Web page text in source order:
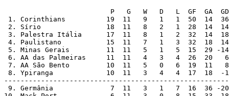
                          P   G   W   D   L  GF  GA  GD
1. Corinthians          19  11   9   1   1  50  14  36
2. Sírio                18  11   8   2   1  28  14  14
3. Palestra Itália      17  11   8   1   2  32  14  18
4. Paulistano           15  11   7   1   3  32  18  14
5. Minas Gerais         11  11   5   1   5  15  29 -14
6. AA das Palmeiras     11  11   4   3   4  26  20   6
7. AA São Bento         10  11   5   0   6  19  11   8
8. Ypiranga             10  11   3   4   4  17  18  -1
9. Germânia              7  11   3   1   7  16  36 -20